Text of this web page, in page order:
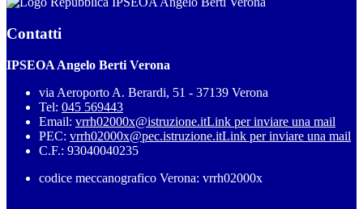
Contatti
IPSEOA Angelo Berti Verona
via Aeroporto A. Berardi, 51 - 37139 Verona
Tel: 045 569443
Email: vrrh02000x@istruzione.itLink per inviare una mail
PEC: vrrh02000x@pec.istruzione.itLink per inviare una mail
C.F.: 93040040235
codice meccanografico Verona: vrrh02000x